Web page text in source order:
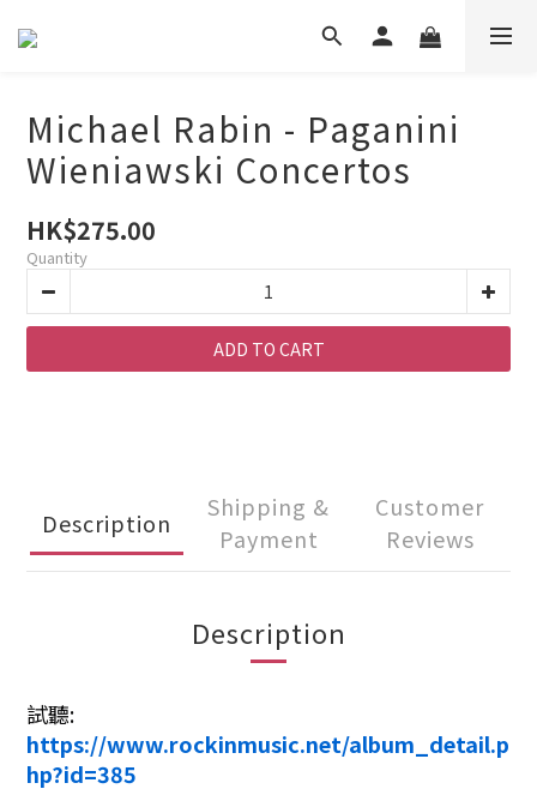
Michael Rabin - Paganini
Wieniawski Concertos
HK$275.00
Quantity
ADD TO CART
Description
Shipping &
Payment
Customer
Reviews
Description
試聽:
https://www.rockinmusic.net/album_detail.p
hp?id=385